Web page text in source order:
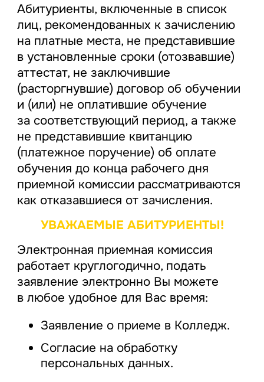
Абитуриенты, включенные в список
лиц, рекомендованных к зачислению
на платные места, не представившие
в установленные сроки (отозвавшие)
аттестат, не заключившие
(расторгнувшие) договор об обучении
и (или) не оплатившие обучение
за соответствующий период, а также
не представившие квитанцию
(платежное поручение) об оплате
обучения до конца рабочего дня
приемной комиссии рассматриваются
как отказавшиеся от зачисления.
УВАЖАЕМЫЕ АБИТУРИЕНТЫ!
Электронная приемная комиссия
работает круглогодично, подать
заявление электронно Вы можете
в любое удобное для Вас время:
Заявление о приеме в Колледж.
Согласие на обработку
персональных данных.